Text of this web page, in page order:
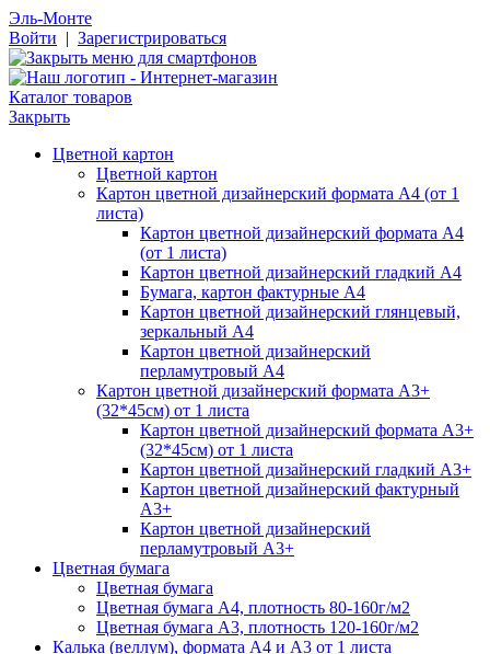
Эль-Монте
Войти | Зарегистрироваться
Каталог товаров
Закрыть
Цветной картон
Цветной картон
Картон цветной дизайнерский формата А4 (от 1
листа)
Картон цветной дизайнерский формата А4
(от 1 листа)
Картон цветной дизайнерский гладкий А4
Бумага, картон фактурные А4
Картон цветной дизайнерский глянцевый,
зеркальный А4
Картон цветной дизайнерский
перламутровый А4
Картон цветной дизайнерский формата А3+
(32*45см) от 1 листа
Картон цветной дизайнерский формата А3+
(32*45см) от 1 листа
Картон цветной дизайнерский гладкий А3+
Картон цветной дизайнерский фактурный
А3+
Картон цветной дизайнерский
перламутровый А3+
Цветная бумага
Цветная бумага
Цветная бумага А4, плотность 80-160г/м2
Цветная бумага А3, плотность 120-160г/м2
Калька (веллум), формата А4 и А3 от 1 листа